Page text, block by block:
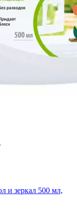
и зеркал 500 мл,